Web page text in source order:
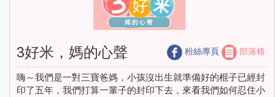
3好米，媽的心聲 粉絲專頁 部落格
嗨～我們是一對三寶爸媽，小孩沒出生就準備好的棍子已經封
印了五年，我們打算一輩子的封印下去，來看我們如何忍住小